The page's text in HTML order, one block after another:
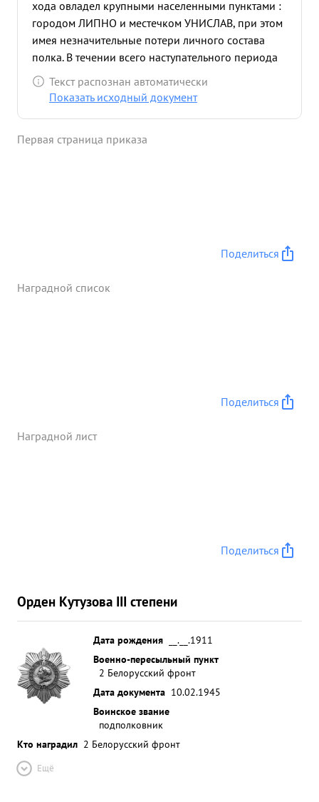
хода овладел крупными населенными пунктами :
городом ЛИПНО и местечком УНИСЛАВ, при этом
имея незначительные потери личного состава
полка. В течении всего наступательного периода
выполнял успешно задачу дня. В трудные минуты
боях полка. находился в боевых порядках и
поставленной баевой задачи. За период
орудий-30 и автомобилей-36 Полк форсоровал
Текст распознан автоматически
Показать исходный документ
Первая страница приказа
Поделиться
Наградной список
Поделиться
Наградной лист
Поделиться
Орден Кутузова III степени
Дата рождения
__.__.1911
Военно-пересыльный пункт
2 Белорусский фронт
Дата документа 10.02.1945
Воинское звание
подполковник
Кто наградил 2 Белорусский фронт
Ещё